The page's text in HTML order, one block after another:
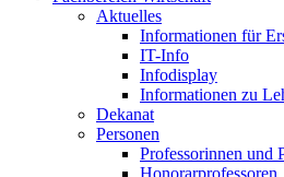
Aktuelles
Informationen für
IT-Info
Infodisplay
Informationen zu
Dekanat
Personen
Professorinnen und
Honorarprofessoren